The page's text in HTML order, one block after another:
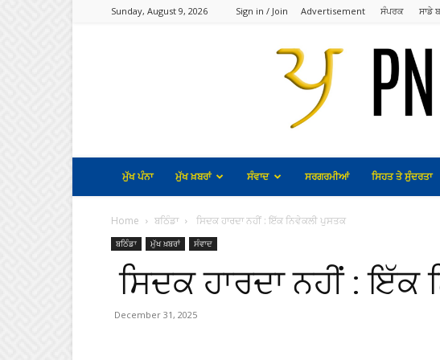
Sunday, August 9, 2026 Sign in / Join Advertisement ਸੰਪਰਕ ਸਾਡੇ
ਮੁੱਖ ਪੰਨਾ ਮੁੱਖ ਖ਼ਬਰਾਂ ਸੰਵਾਦ ਸਰਗਰਮੀਆਂ ਸਿਹਤ ਤੇ ਸੁੰਦਰਤਾ
Home ਬਠਿੰਡਾ ਸਿਦਕ ਹਾਰਦਾ ਨਹੀਂ : ਇੱਕ ਨਿਵੇਕਲੀ ਪੁਸਤਕ
ਬਠਿੰਡਾ ਮੁੱਖ ਖ਼ਬਰਾਂ ਸੰਵਾਦ
ਸਿਦਕ ਹਾਰਦਾ ਨਹੀਂ : ਇੱਕ
December 31, 2025